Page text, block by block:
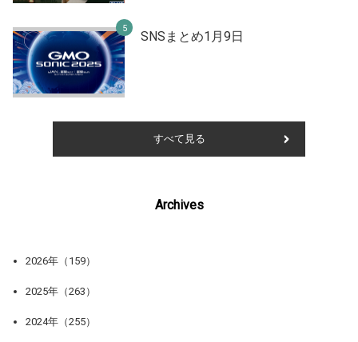
SNSまとめ1月9日
すべて見る
Archives
2026年（159）
2025年（263）
2024年（255）